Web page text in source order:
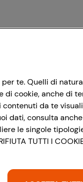
te. Quelli di
di cookie, anche di
da te
dati, consulta
le singole
TUTTI I